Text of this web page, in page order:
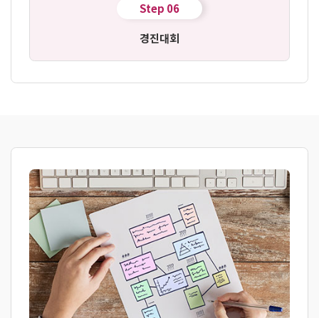
Step 06
경진대회